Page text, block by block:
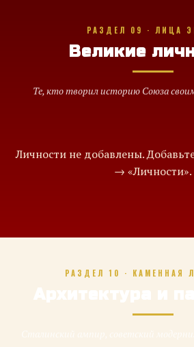
РАЗДЕЛ 09 · ЛИЦА
Великие
Те, кто творил историю Союза
Личности не добавлены.
→ «Личности».
РАЗДЕЛ 10 · КАМЕННАЯ
Архитектура и